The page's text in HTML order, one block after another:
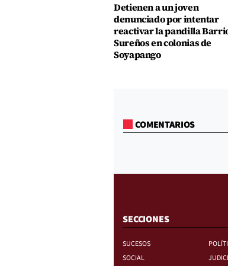
Detienen a un joven
denunciado por intentar
reactivar la pandilla
Sureños en colonias de
Soyapango
COMENTARIOS
SECCIONES
SUCESOS
SOCIAL